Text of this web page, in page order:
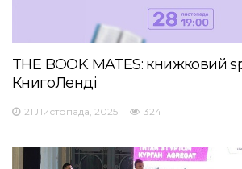
THE BOOK MATES: книжковий
КнигоЛенді
21 Листопада, 2025 324